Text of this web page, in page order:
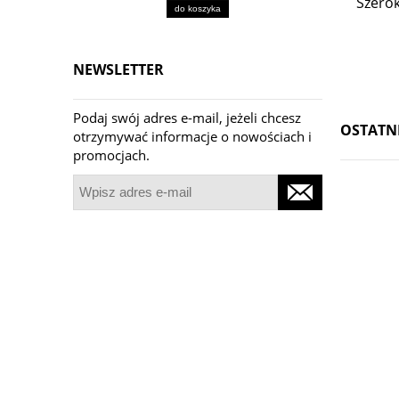
do koszyka
NEWSLETTER
Podaj swój adres e-mail, jeżeli chcesz
otrzymywać informacje o nowościach i
promocjach.